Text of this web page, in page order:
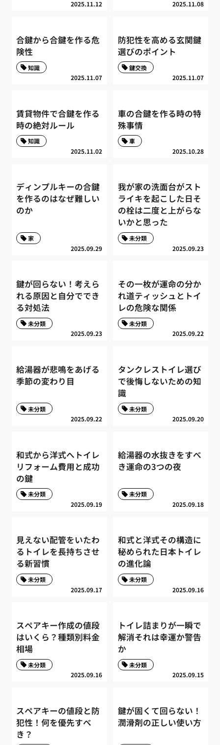
2025.11.12 2025.11.08
合鍵から合鍵を作る危
険性
2025.11.07
知識
防犯性を高める玄関鍵
選びのポイント
2025.11.07
鍵交換
賃貸物件で合鍵を作る
時の絶対ルール
2025.11.02
知識
車の合鍵を作る時の特
殊事情
2025.10.28
車
ディンプルキーの合鍵
を作るのはなぜ難しい
のか
2025.09.29
家
我が家の洗面台がスト
ライキを起こした日そ
の栓は二度と上がらな
いかと思った
2025.09.23
未分類
鍵が回らない！考えら
れる原因と自分ででき
る対処法
2025.09.23
未分類
その一枚が運命の分か
れ道ティッシュとトイ
レの危険な関係
2025.09.22
未分類
給湯器が悲鳴をあげる
季節の変わり目
2025.09.22
未分類
タンクレストイレ選び
で後悔しないための知
識
2025.09.20
未分類
和式から洋式へトイレ
リフォーム費用と成功
の鍵
2025.09.19
未分類
給湯器の水抜きをすべ
き運命の3つの夜
2025.09.18
未分類
見えない配管をいたわ
るトイレを長持ちさせ
る新習慣
2025.09.17
未分類
和式と洋式その構造に
秘められた日本トイレ
の進化論
2025.09.16
未分類
スペアキー作成の値段
はいくら？種類別料金
相場
2025.09.16
未分類
トイレ詰まりが一瞬で
解消それは幸運か警告
か
2025.09.15
未分類
スペアキーの値段と防
犯性！何を優先すべ
き？
鍵が固くて回らない！
潤滑剤の正しい使い方